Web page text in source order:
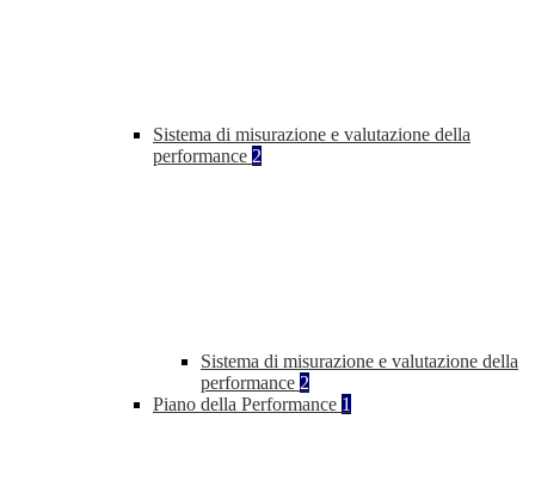
Sistema di misurazione e valutazione della
performance 2
Sistema di misurazione e valutazione della
performance 2
Piano della Performance 1